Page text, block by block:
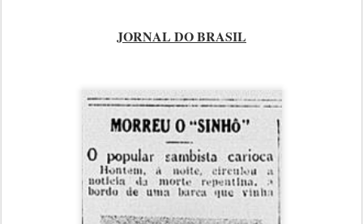
JORNAL DO BRASIL